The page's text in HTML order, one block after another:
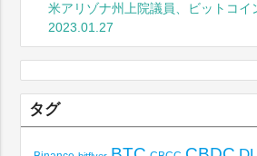
米アリゾナ州上院議員、ビットコイ
2023.01.27
タグ